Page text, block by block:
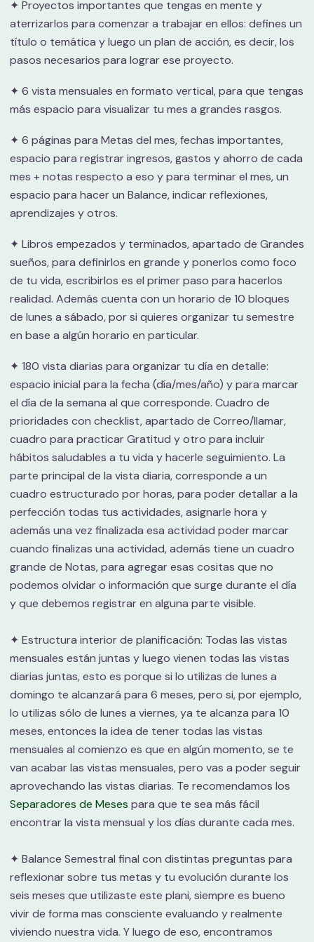
✦ Proyectos importantes que tengas en mente y
aterrizarlos para comenzar a trabajar en ellos: defines un
título o temática y luego un plan de acción, es decir, los
pasos necesarios para lograr ese proyecto.
✦ 6 vista mensuales en formato vertical, para que tengas
más espacio para visualizar tu mes a grandes rasgos.
✦ 6 páginas para Metas del mes, fechas importantes,
espacio para registrar ingresos, gastos y ahorro de cada
mes + notas respecto a eso y para terminar el mes, un
espacio para hacer un Balance, indicar reflexiones,
aprendizajes y otros.
✦ Libros empezados y terminados, apartado de Grandes
sueños, para definirlos en grande y ponerlos como foco
de tu vida, escribirlos es el primer paso para hacerlos
realidad. Además cuenta con un horario de 10 bloques
de lunes a sábado, por si quieres organizar tu semestre
en base a algún horario en particular.
✦ 180 vista diarias para organizar tu día en detalle:
espacio inicial para la fecha (día/mes/año) y para marcar
el día de la semana al que corresponde. Cuadro de
prioridades con checklist, apartado de Correo/llamar,
cuadro para practicar Gratitud y otro para incluir
hábitos saludables a tu vida y hacerle seguimiento. La
parte principal de la vista diaria, corresponde a un
cuadro estructurado por horas, para poder detallar a la
perfección todas tus actividades, asignarle hora y
además una vez finalizada esa actividad poder marcar
cuando finalizas una actividad, además tiene un cuadro
grande de Notas, para agregar esas cositas que no
podemos olvidar o información que surge durante el día
y que debemos registrar en alguna parte visible.
✦ Estructura interior de planificación: Todas las vistas
mensuales están juntas y luego vienen todas las vistas
diarias juntas, esto es porque si lo utilizas de lunes a
domingo te alcanzará para 6 meses, pero si, por ejemplo,
lo utilizas sólo de lunes a viernes, ya te alcanza para 10
meses, entonces la idea de tener todas las vistas
mensuales al comienzo es que en algún momento, se te
van acabar las vistas mensuales, pero vas a poder seguir
aprovechando las vistas diarias. Te recomendamos los
Separadores de Meses para que te sea más fácil
encontrar la vista mensual y los días durante cada mes.
✦ Balance Semestral final con distintas preguntas para
reflexionar sobre tus metas y tu evolución durante los
seis meses que utilizaste este plani, siempre es bueno
vivir de forma mas consciente evaluando y realmente
viviendo nuestra vida. Y luego de eso, encontramos